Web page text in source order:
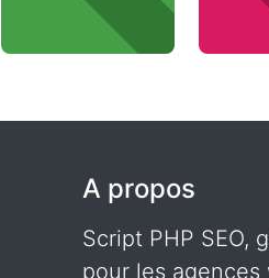
A propos
Script PHP SEO, générateur d'icônes, idéal
pour les